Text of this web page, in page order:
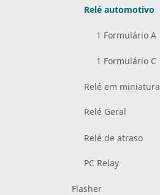
Relé automotivo
1 Formulário A
1 Formulário C
Relé em miniatura
Relé Geral
Relé de atraso
PC Relay
Flasher